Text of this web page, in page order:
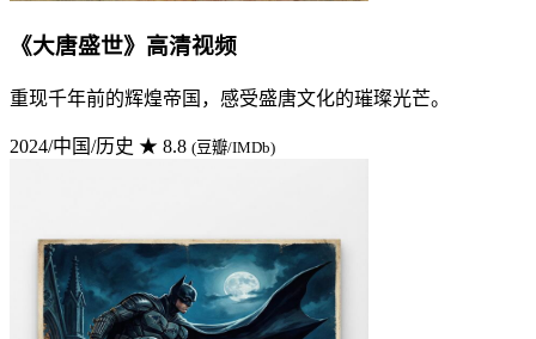
《大唐盛世》高清视频
重现千年前的辉煌帝国，感受盛唐文化的璀璨光芒。
2024/中国/历史 ★ 8.8 (豆瓣/IMDb)